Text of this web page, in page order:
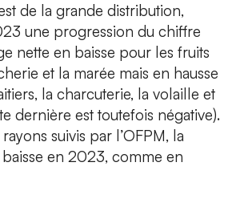
de la grande distribution,
une progression du chiffre
nette en baisse pour les fruits
et la marée mais en hausse
la charcuterie, la volaille et
dernière est toutefois négative).
suivis par l’OFPM, la
en 2023, comme en